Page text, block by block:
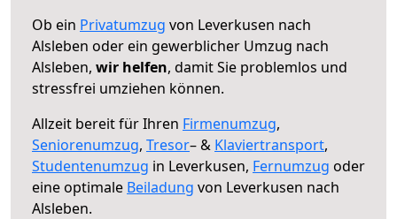
Ob ein Privatumzug von Leverkusen nach
Alsleben oder ein gewerblicher Umzug nach
Alsleben, wir helfen, damit Sie problemlos und
stressfrei umziehen können.
Allzeit bereit für Ihren Firmenumzug,
Seniorenumzug, Tresor– & Klaviertransport,
Studentenumzug in Leverkusen, Fernumzug oder
eine optimale Beiladung von Leverkusen nach
Alsleben.